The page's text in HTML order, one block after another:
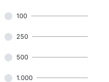
100
250
500
1.000